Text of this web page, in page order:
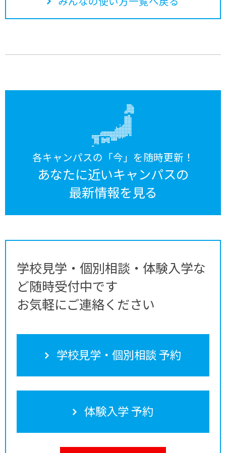
各キャンパスの「今」を随時更新！
あなたに近いキャンパスの
最新情報を見る
学校見学・個別相談・体験入学な
ど随時受付中です
お気軽にご連絡ください
学校見学・個別相談 予約
体験入学 予約